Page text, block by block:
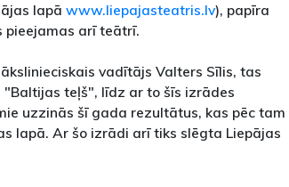
lapā www.liepajasteatris.lv), papīra
pieejamas arī teātrī.
vadītājs Valters Sīlis, tas
"Baltijas teļš", līdz ar to šīs izrādes
uzzinās šī gada rezultātus, kas pēc tam
lapā. Ar šo izrādi arī tiks slēgta Liepājas